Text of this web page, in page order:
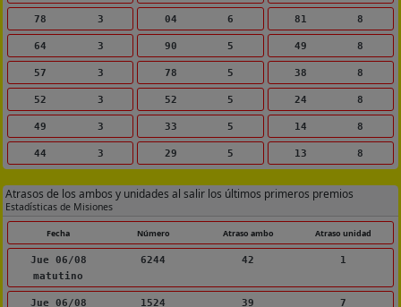
78 3
64 3
57 3
52 3
49 3
44 3
04 6
90 5
78 5
52 5
33 5
29 5
81 8
49 8
38 8
24 8
14 8
13 8
Atrasos de los ambos y unidades al salir los últimos primeros premios
Estadísticas de Misiones
Fecha Número Atraso ambo Atraso unidad
Jue 06/08
matutino
6244 42 1
Jue 06/08
1524 39 7